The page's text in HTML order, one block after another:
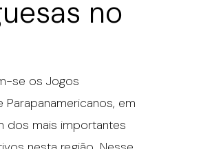
no
se os Jogos
Parapanamericanos, em
dos mais importantes